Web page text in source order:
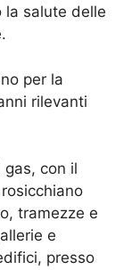
la salute delle
per la
rilevanti
con il
tramezze e
e
presso